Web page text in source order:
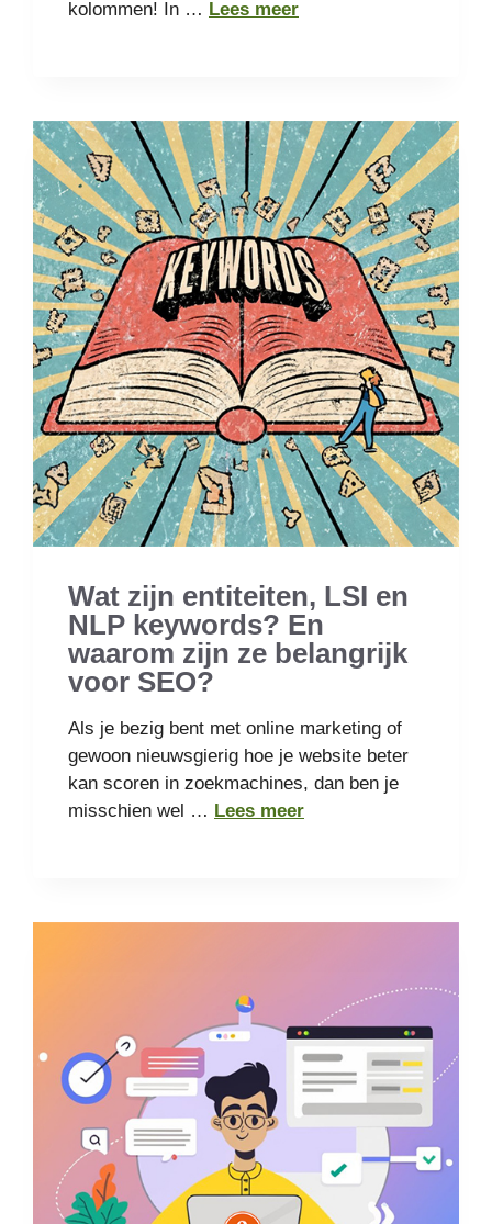
kolommen! In … Lees meer
Wat zijn entiteiten, LSI en
NLP keywords? En
waarom zijn ze belangrijk
voor SEO?
Als je bezig bent met online marketing of
gewoon nieuwsgierig hoe je website beter
kan scoren in zoekmachines, dan ben je
misschien wel … Lees meer